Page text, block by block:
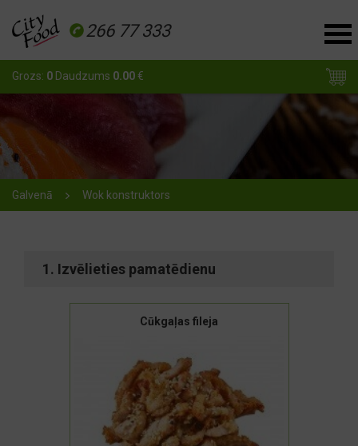
266 77 333
Grozs: 0 Daudzums 0.00€
Galvenā Wok konstruktors
1. Izvēlieties pamatēdienu
Cūkgaļas fileja